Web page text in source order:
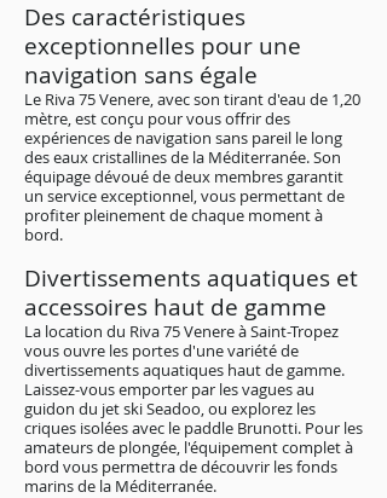
Des caractéristiques
exceptionnelles pour une
navigation sans égale
Le Riva 75 Venere, avec son tirant d'eau de 1,20
mètre, est conçu pour vous offrir des
expériences de navigation sans pareil le long
des eaux cristallines de la Méditerranée. Son
équipage dévoué de deux membres garantit
un service exceptionnel, vous permettant de
profiter pleinement de chaque moment à
bord.
Divertissements aquatiques et
accessoires haut de gamme
La location du Riva 75 Venere à Saint-Tropez
vous ouvre les portes d'une variété de
divertissements aquatiques haut de gamme.
Laissez-vous emporter par les vagues au
guidon du jet ski Seadoo, ou explorez les
criques isolées avec le paddle Brunotti. Pour les
amateurs de plongée, l'équipement complet à
bord vous permettra de découvrir les fonds
marins de la Méditerranée.